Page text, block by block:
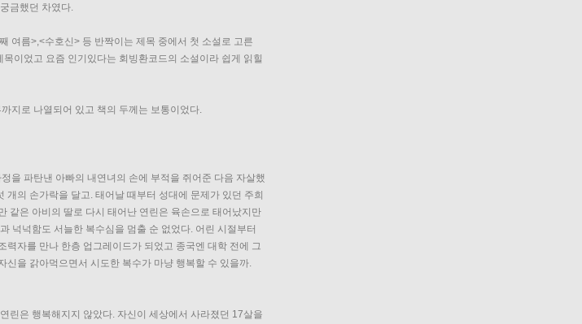
금했던 차였다.
여름>,<수호신> 등 반짝이는 제목 중에서 첫 소설로 고른
이었고 요즘 인기있다는 회빙환코드의 소설이라 쉽게 읽힐
지로 나열되어 있고 책의 두께는 보통이었다.
을 파탄낸 아빠의 내연녀의 손에 부적을 쥐어준 다음 자살했
개의 손가락을 달고. 태어날 때부터 성대에 문제가 있던 주희
같은 아비의 딸로 다시 태어난 연린은 육손으로 태어났지만
넉넉함도 서늘한 복수심을 멈출 순 없었다. 어린 시절부터
력자를 만나 한층 업그레이드가 되었고 종국엔 대학 전에 그
신을 갉아먹으면서 시도한 복수가 마냥 행복할 수 있을까.
린은 행복해지지 않았다. 자신이 세상에서 사라졌던 17살을